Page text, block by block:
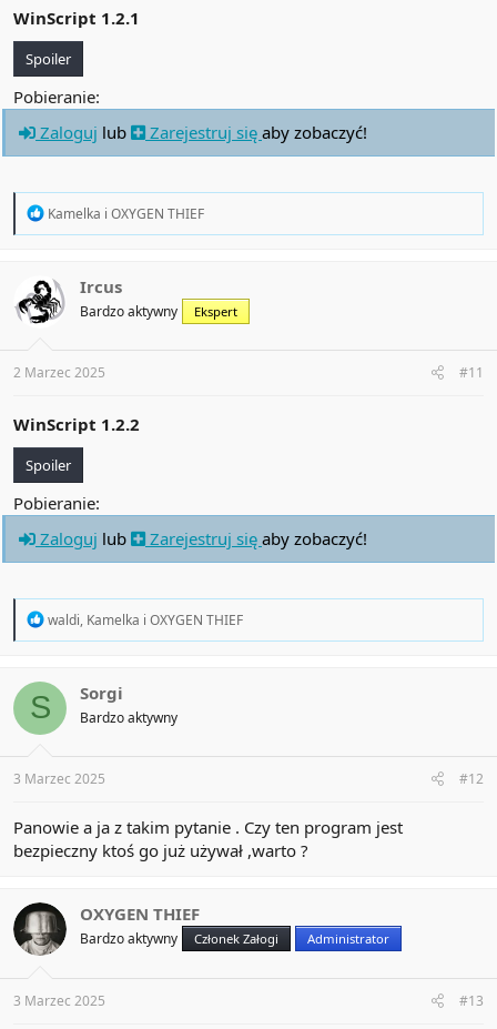
WinScript 1.2.1
Spoiler
Pobieranie:
Zaloguj lub Zarejestruj się aby zobaczyć!
R
t
i
o
s
:
Kamelka i OXYGEN THIEF
Ircus
Bardzo aktywny Ekspert
2 Marzec 2025 #11
WinScript 1.2.2
Spoiler
Pobieranie:
Zaloguj lub Zarejestruj się aby zobaczyć!
R
t
i
s
:
waldi, Kamelka i OXYGEN THIEF
S Sorgi
Bardzo aktywny
3 Marzec 2025 #12
Panowie a ja z takim pytanie . Czy ten program jest
bezpieczny ktoś go już używał ,warto ?
OXYGEN THIEF
Bardzo aktywny Członek Załogi Administrator
3 Marzec 2025 #13